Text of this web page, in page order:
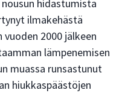
hidastumista
ilmakehästä
2000 jälkeen
lämpenemisen
muassa runsastunut
hiukkaspäästöjen